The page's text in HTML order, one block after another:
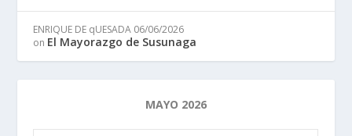
ENRIQUE DE qUESADA 06/06/2026
on El Mayorazgo de Susunaga
MAYO 2026